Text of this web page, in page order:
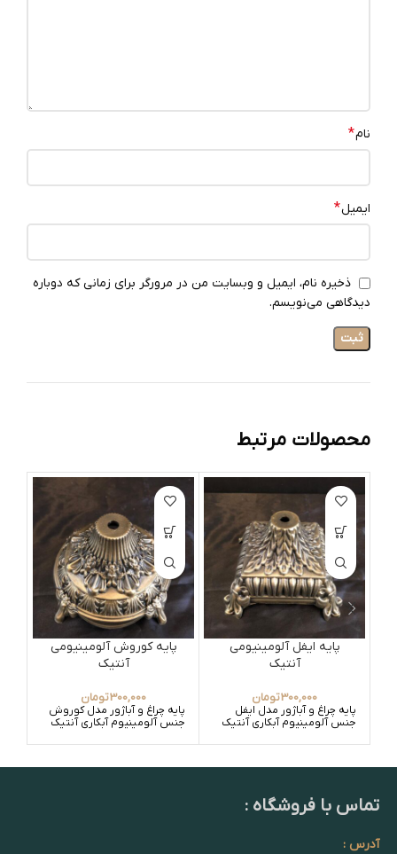
نام*
ایمیل*
ذخیره نام، ایمیل و وبسایت من در مرورگر برای زمانی که دوباره
دیدگاهی می‌نویسم.
محصولات مرتبط
پایه ایفل آلومینیومی
آنتیک
300,000تومان
پایه چراغ و آباژور مدل ایفل
جنس آلومینیوم آبکاری آنتیک
پایه کوروش آلومینیومی
آنتیک
300,000تومان
پایه چراغ و آباژور مدل کوروش
جنس آلومینیوم آبکاری آنتیک
تماس با فروشگاه :
آدرس :